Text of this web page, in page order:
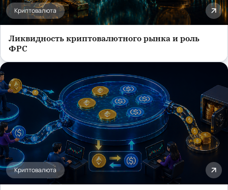
Криптовалюта
Ликвидность криптовалютного рынка и роль
ФРС
Криптовалюта